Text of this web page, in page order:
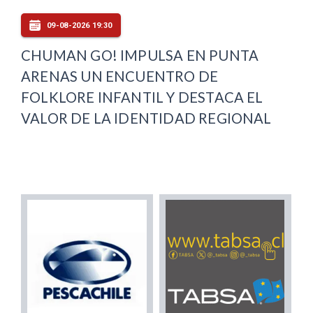
09-08-2026 19:30
CHUMAN GO! IMPULSA EN PUNTA
ARENAS UN ENCUENTRO DE
FOLKLORE INFANTIL Y DESTACA EL
VALOR DE LA IDENTIDAD REGIONAL